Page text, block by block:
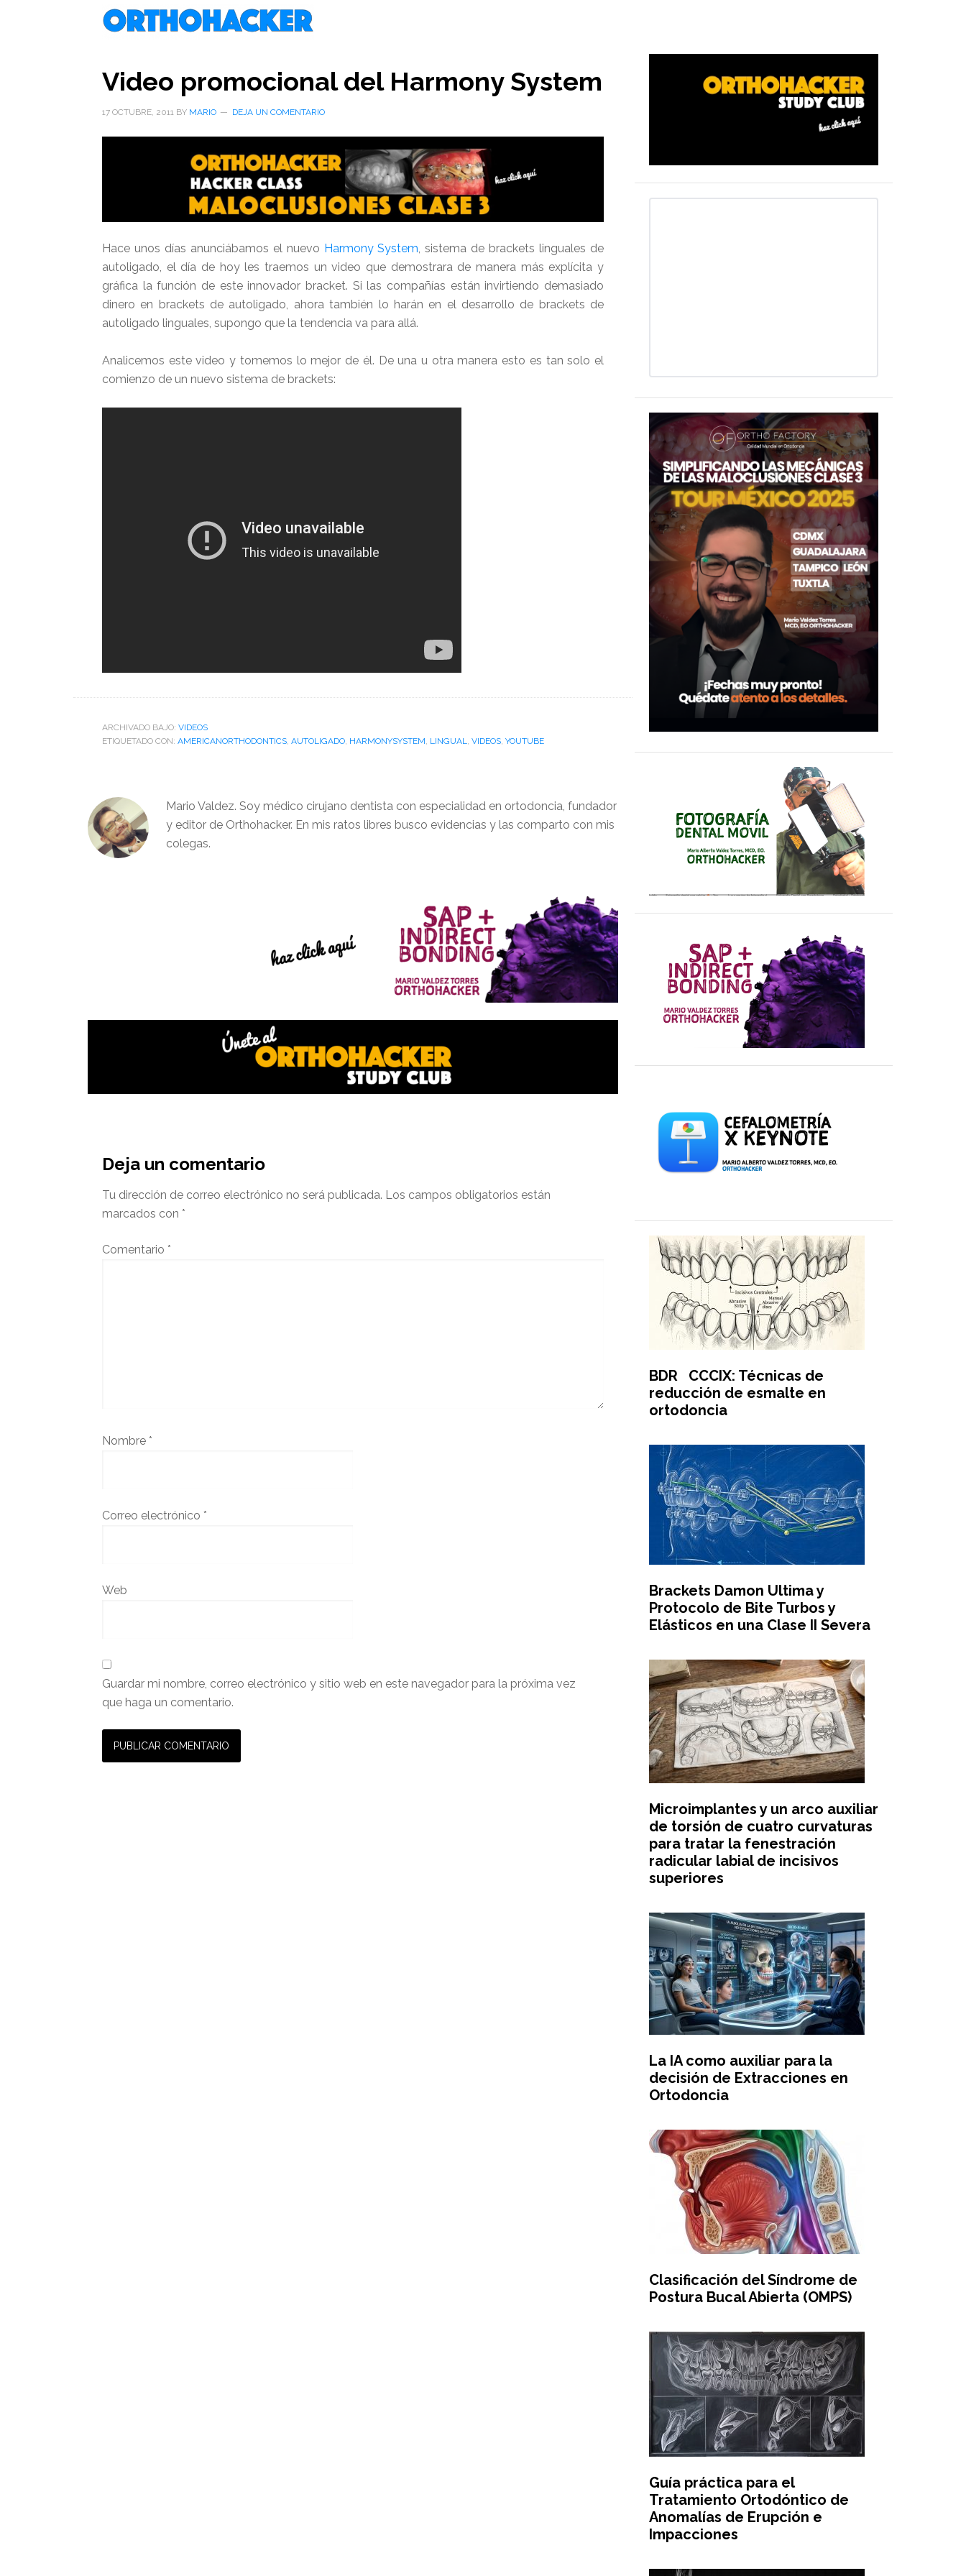
Video promocional del Harmony System
17 OCTUBRE, 2011 BY MARIO DEJA UN COMENTARIO
Hace unos días anunciábamos el nuevo Harmony System, sistema de brackets linguales de
autoligado, el día de hoy les traemos un video que demostrara de manera más explícita y
gráfica la función de este innovador bracket. Si las compañías están invirtiendo demasiado
dinero en brackets de autoligado, ahora también lo harán en el desarrollo de brackets de
autoligado linguales, supongo que la tendencia va para allá.
Analicemos este video y tomemos lo mejor de él. De una u otra manera esto es tan solo el
comienzo de un nuevo sistema de brackets:
ARCHIVADO BAJO: VIDEOS
ETIQUETADO CON: AMERICANORTHODONTICS, AUTOLIGADO, HARMONYSYSTEM, LINGUAL, VIDEOS, YOUTUBE
Mario Valdez. Soy médico cirujano dentista con especialidad en ortodoncia, fundador
y editor de Orthohacker. En mis ratos libres busco evidencias y las comparto con mis
colegas.
del
lector
Deja un comentario
Tu dirección de correo electrónico no será publicada. Los campos obligatorios están
marcados con *
Comentario *
Nombre *
Correo electrónico *
Web
Guardar mi nombre, correo electrónico y sitio web en este navegador para la próxima vez
que haga un comentario.
Barra
primaria
BDR CCCIX: Técnicas de
reducción de esmalte en
ortodoncia
Brackets Damon Ultima y
Protocolo de Bite Turbos y
Elásticos en una Clase II Severa
Microimplantes y un arco auxiliar
de torsión de cuatro curvaturas
para tratar la fenestración
radicular labial de incisivos
superiores
La IA como auxiliar para la
decisión de Extracciones en
Ortodoncia
Clasificación del Síndrome de
Postura Bucal Abierta (OMPS)
Guía práctica para el
Tratamiento Ortodóntico de
Anomalías de Erupción e
Impacciones